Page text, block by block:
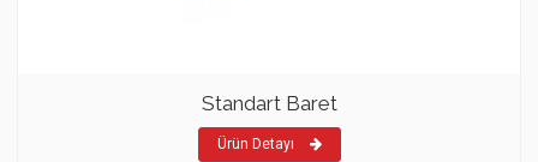
Standart Baret
Ürün Detayı